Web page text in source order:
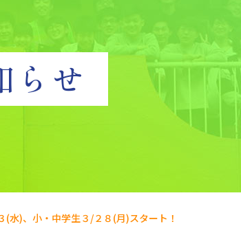
らせ
水)、小・中学生３/２８(月)スタート！